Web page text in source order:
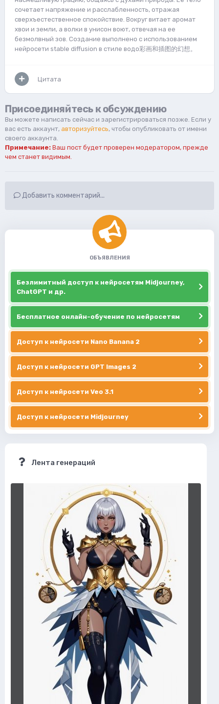
сочетает напряжение и расслабленность, отражая
сверхъестественное спокойствие. Вокруг витает аромат
хвои и земли, а волки в унисон воют, отвечая на ее
безмолвный зов. Создание выполнено с использованием
нейросети stable diffusion в стиле водо彩画和插图的幻想。
Цитата
Присоединяйтесь к обсуждению
Вы можете написать сейчас и зарегистрироваться позже. Если у
вас есть аккаунт, авторизуйтесь, чтобы опубликовать от имени
своего аккаунта.
Примечание: Ваш пост будет проверен модератором, прежде
чем станет видимым.
Добавить комментарий...
ОБЪЯВЛЕНИЯ
Безлимитный доступ к нейросетям Midjourney,
ChatGPT и др.
Бесплатное онлайн-обучение по нейросетям
Доступ к нейросети Nano Banana 2
Доступ к нейросети GPT Images 2
Доступ к нейросети Veo 3.1
Доступ к нейросети Midjourney
Лента генераций